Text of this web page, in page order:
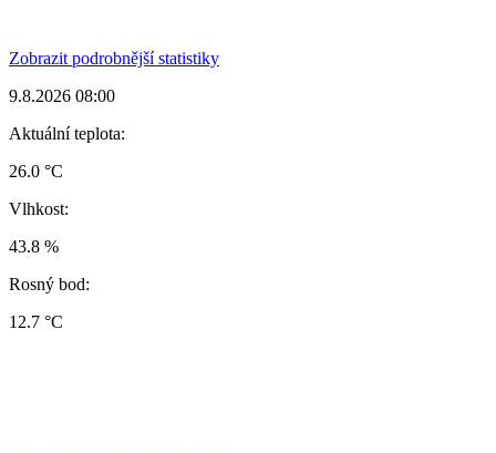
Zobrazit podrobnější statistiky
9.8.2026 08:00
Aktuální teplota:
26.0 °C
Vlhkost:
43.8 %
Rosný bod:
12.7 °C